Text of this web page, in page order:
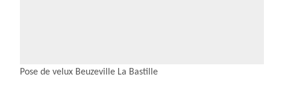
Pose de velux Beuzeville La Bastille